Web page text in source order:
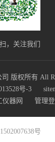
，关注我们
版权所有 All
号-3
仪器网 管理
号